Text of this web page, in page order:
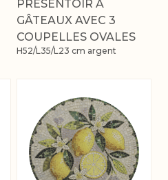
PRESENTOIR À
GÂTEAUX AVEC 3
COUPELLES OVALES
H52/L35/L23 cm argent